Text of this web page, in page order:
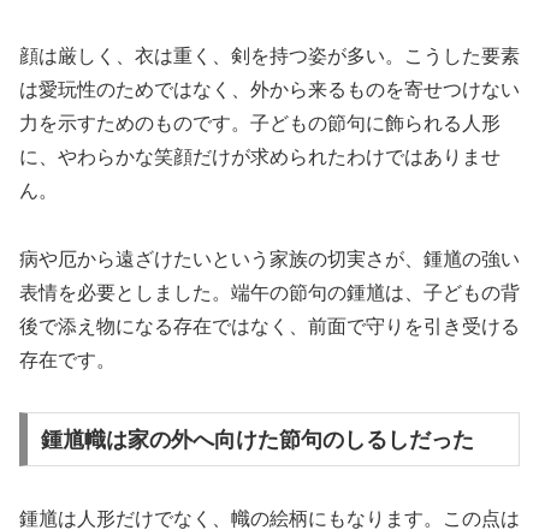
顔は厳しく、衣は重く、剣を持つ姿が多い。こうした要素
は愛玩性のためではなく、外から来るものを寄せつけない
力を示すためのものです。子どもの節句に飾られる人形
に、やわらかな笑顔だけが求められたわけではありませ
ん。
病や厄から遠ざけたいという家族の切実さが、鍾馗の強い
表情を必要としました。端午の節句の鍾馗は、子どもの背
後で添え物になる存在ではなく、前面で守りを引き受ける
存在です。
鍾馗幟は家の外へ向けた節句のしるしだった
鍾馗は人形だけでなく、幟の絵柄にもなります。この点は